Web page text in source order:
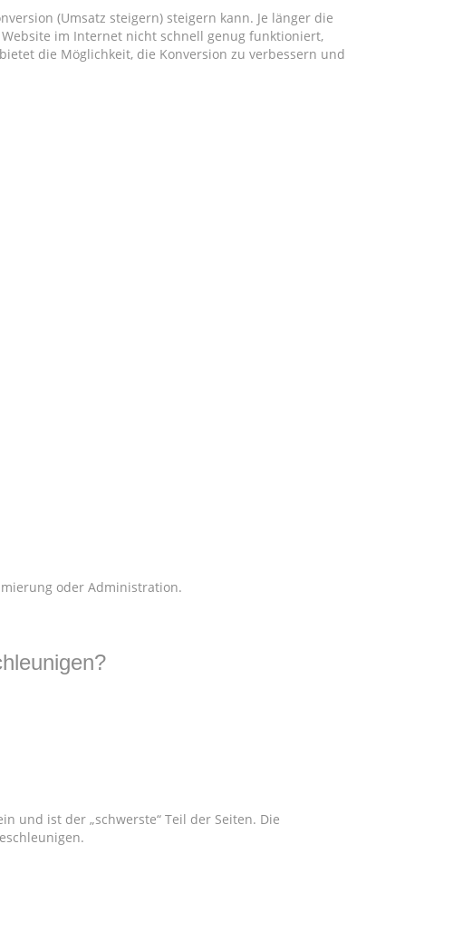
(Umsatz steigern) steigern kann. Je länger die
im Internet nicht schnell genug funktioniert,
die Möglichkeit, die Konversion zu verbessern und
oder Administration.
und ist der „schwerste“ Teil der Seiten. Die